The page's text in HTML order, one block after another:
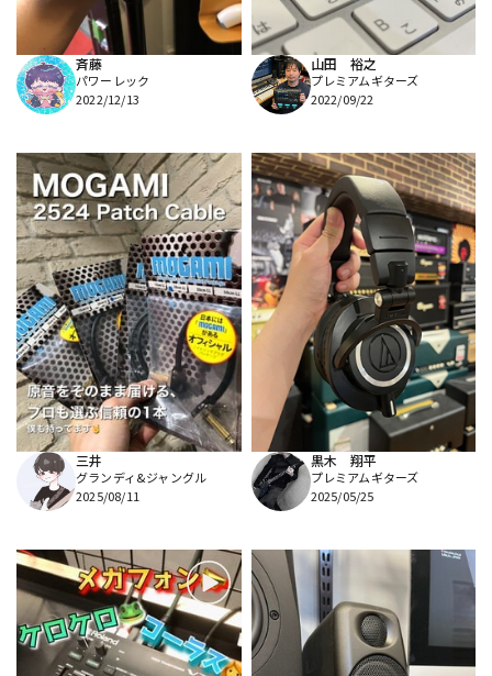
斉藤
パワーレック
2022/12/13
山田 裕之
プレミアムギターズ
2022/09/22
三井
グランディ&ジャングル
2025/08/11
黒木 翔平
プレミアムギターズ
2025/05/25